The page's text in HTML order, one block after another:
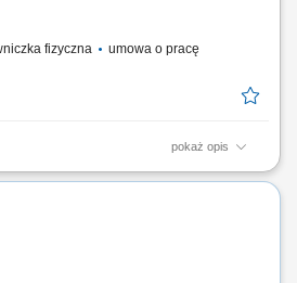
fizyczna
umowa o pracę
pokaż opis
ciągłości pracy maszyn i urządzeń